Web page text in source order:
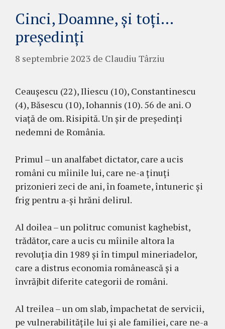
Cinci, Doamne, și toți…
președinți
8 septembrie 2023 de Claudiu Târziu
Ceaușescu (22), Iliescu (10), Constantinescu
(4), Băsescu (10), Iohannis (10). 56 de ani. O
viață de om. Risipită. Un șir de președinți
nedemni de România.
Primul – un analfabet dictator, care a ucis
români cu mîinile lui, care ne-a ținuți
prizonieri zeci de ani, în foamete, întuneric și
frig pentru a-și hrăni delirul.
Al doilea – un politruc comunist kaghebist,
trădător, care a ucis cu mîinile altora la
revoluția din 1989 și în timpul mineriadelor,
care a distrus economia românească și a
învrăjbit diferite categorii de români.
Al treilea – un om slab, împachetat de servicii,
pe vulnerabilitățile lui și ale familiei, care ne-a